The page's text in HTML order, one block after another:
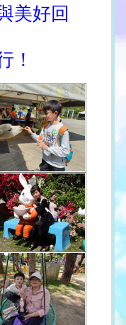
美好回
！